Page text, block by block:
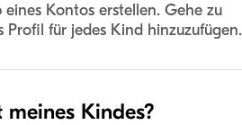
Kontos erstellen. Gehe zu
Profil für jedes Kind hinzuzufügen.
Kindes?